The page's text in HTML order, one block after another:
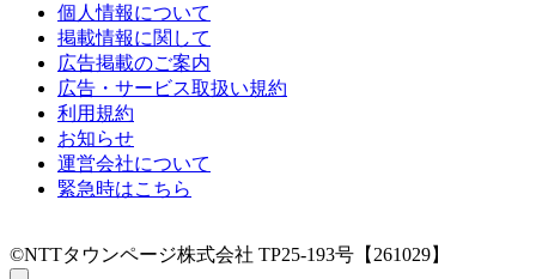
個人情報について
掲載情報に関して
広告掲載のご案内
広告・サービス取扱い規約
利用規約
お知らせ
運営会社について
緊急時はこちら
©NTTタウンページ株式会社 TP25-193号【261029】